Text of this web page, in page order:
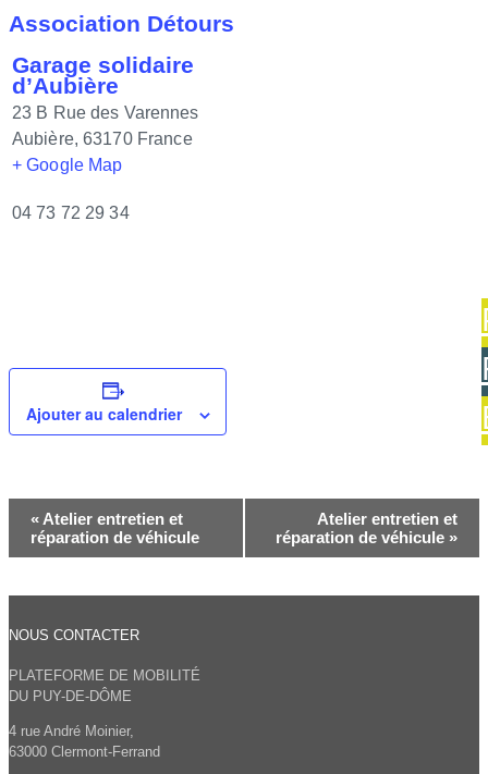
Association Détours
Garage solidaire
d’Aubière
23 B Rue des Varennes
Aubière, 63170 France
+ Google Map
04 73 72 29 34
Ajouter au calendrier
Évènement
« Atelier entretien et
réparation de véhicule
Atelier entretien et
réparation de véhicule »
NOUS CONTACTER
PLATEFORME DE MOBILITÉ
DU PUY-DE-DÔME
4 rue André Moinier,
63000 Clermont-Ferrand